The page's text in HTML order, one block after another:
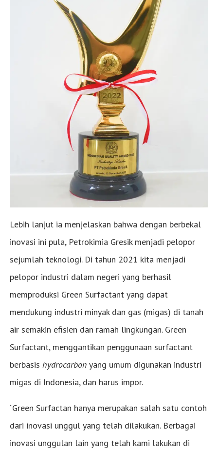
Lebih lanjut ia menjelaskan bahwa dengan berbekal
inovasi ini pula, Petrokimia Gresik menjadi pelopor
sejumlah teknologi. Di tahun 2021 kita menjadi
pelopor industri dalam negeri yang berhasil
memproduksi Green Surfactant yang dapat
mendukung industri minyak dan gas (migas) di tanah
air semakin efisien dan ramah lingkungan. Green
Surfactant, menggantikan penggunaan surfactant
berbasis hydrocarbon yang umum digunakan industri
migas di Indonesia, dan harus impor.
“Green Surfactan hanya merupakan salah satu contoh
dari inovasi unggul yang telah dilakukan. Berbagai
inovasi unggulan lain yang telah kami lakukan di